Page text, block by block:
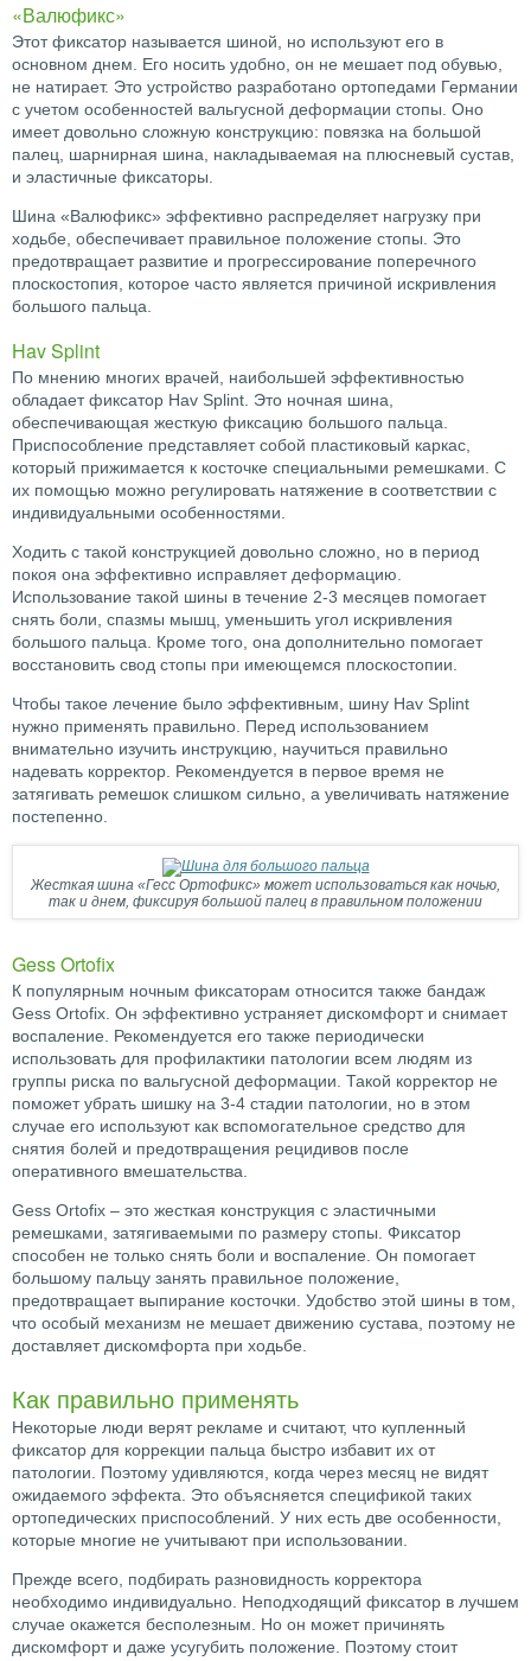
«Валюфикс»
Этот фиксатор называется шиной, но используют его в
основном днем. Его носить удобно, он не мешает под обувью,
не натирает. Это устройство разработано ортопедами Германии
с учетом особенностей вальгусной деформации стопы. Оно
имеет довольно сложную конструкцию: повязка на большой
палец, шарнирная шина, накладываемая на плюсневый сустав,
и эластичные фиксаторы.
Шина «Валюфикс» эффективно распределяет нагрузку при
ходьбе, обеспечивает правильное положение стопы. Это
предотвращает развитие и прогрессирование поперечного
плоскостопия, которое часто является причиной искривления
большого пальца.
Hav Splint
По мнению многих врачей, наибольшей эффективностью
обладает фиксатор Hav Splint. Это ночная шина,
обеспечивающая жесткую фиксацию большого пальца.
Приспособление представляет собой пластиковый каркас,
который прижимается к косточке специальными ремешками. С
их помощью можно регулировать натяжение в соответствии с
индивидуальными особенностями.
Ходить с такой конструкцией довольно сложно, но в период
покоя она эффективно исправляет деформацию.
Использование такой шины в течение 2-3 месяцев помогает
снять боли, спазмы мышц, уменьшить угол искривления
большого пальца. Кроме того, она дополнительно помогает
восстановить свод стопы при имеющемся плоскостопии.
Чтобы такое лечение было эффективным, шину Hav Splint
нужно применять правильно. Перед использованием
внимательно изучить инструкцию, научиться правильно
надевать корректор. Рекомендуется в первое время не
затягивать ремешок слишком сильно, а увеличивать натяжение
постепенно.
Жесткая шина «Гесс Ортофикс» может использоваться как ночью,
так и днем, фиксируя большой палец в правильном положении
Gess Ortofix
К популярным ночным фиксаторам относится также бандаж
Gess Ortofix. Он эффективно устраняет дискомфорт и снимает
воспаление. Рекомендуется его также периодически
использовать для профилактики патологии всем людям из
группы риска по вальгусной деформации. Такой корректор не
поможет убрать шишку на 3-4 стадии патологии, но в этом
случае его используют как вспомогательное средство для
снятия болей и предотвращения рецидивов после
оперативного вмешательства.
Gess Ortofix – это жесткая конструкция с эластичными
ремешками, затягиваемыми по размеру стопы. Фиксатор
способен не только снять боли и воспаление. Он помогает
большому пальцу занять правильное положение,
предотвращает выпирание косточки. Удобство этой шины в том,
что особый механизм не мешает движению сустава, поэтому не
доставляет дискомфорта при ходьбе.
Как правильно применять
Некоторые люди верят рекламе и считают, что купленный
фиксатор для коррекции пальца быстро избавит их от
патологии. Поэтому удивляются, когда через месяц не видят
ожидаемого эффекта. Это объясняется спецификой таких
ортопедических приспособлений. У них есть две особенности,
которые многие не учитывают при использовании.
Прежде всего, подбирать разновидность корректора
необходимо индивидуально. Неподходящий фиксатор в лучшем
случае окажется бесполезным. Но он может причинять
дискомфорт и даже усугубить положение. Поэтому стоит